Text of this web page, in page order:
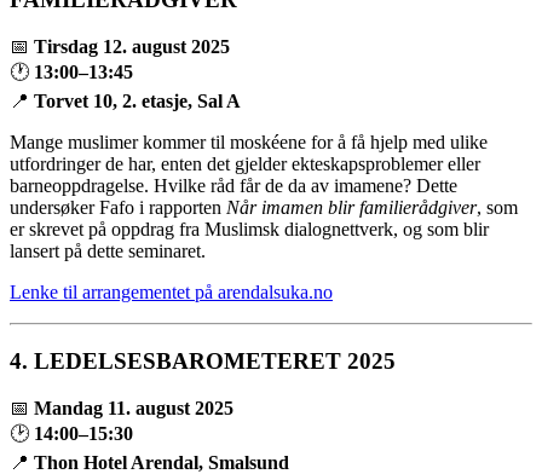
📅 Tirsdag 12. august 2025
🕐 13:00–13:45
📍 Torvet 10, 2. etasje, Sal A
Mange muslimer kommer til moskéene for å få hjelp med ulike
utfordringer de har, enten det gjelder ekteskapsproblemer eller
barneoppdragelse. Hvilke råd får de da av imamene? Dette
undersøker Fafo i rapporten Når imamen blir familierådgiver, som
er skrevet på oppdrag fra Muslimsk dialognettverk, og som blir
lansert på dette seminaret.
Lenke til arrangementet på arendalsuka.no
4. LEDELSESBAROMETERET 2025
📅 Mandag 11. august 2025
🕑 14:00–15:30
📍 Thon Hotel Arendal, Smalsund